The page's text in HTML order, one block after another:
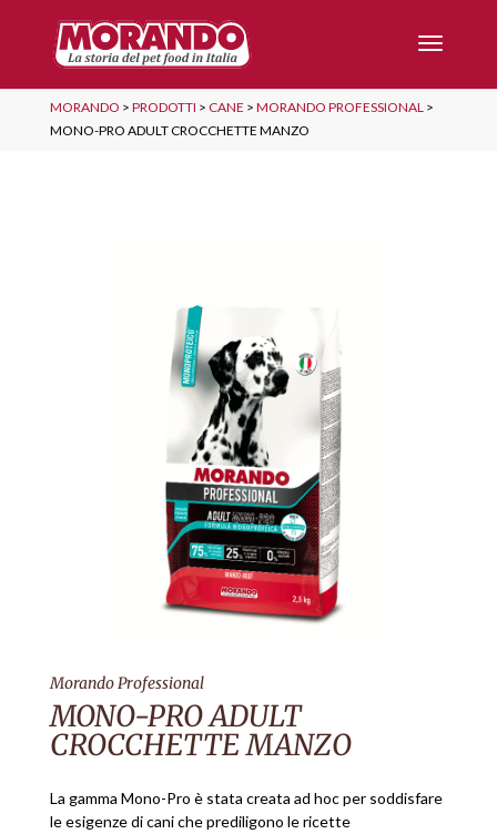
MORANDO > PRODOTTI > CANE > MORANDO PROFESSIONAL>
MONO-PRO ADULT CROCCHETTE MANZO
Morando Professional
MONO-PRO ADULT
CROCCHETTE MANZO
La gamma Mono-Pro è stata creata ad hoc per soddisfare
le esigenze di cani che prediligono le ricette